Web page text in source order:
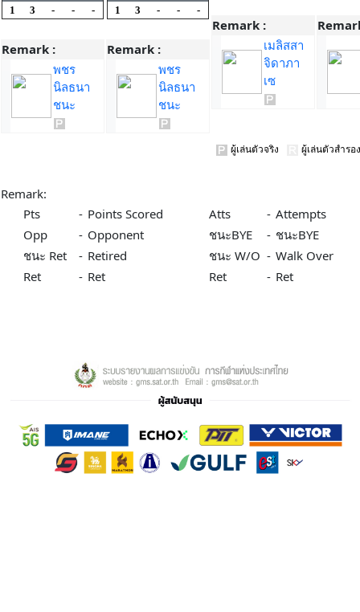
1
3 - - -
Remark :
พชร
นิลธนา
ชนะ
1
3 - - -
Remark :
พชร
นิลธนา
ชนะ
Remark :
เมลิสสา
จิดาภา
เซ
ผู้เล่นตัวจริง ผู้เล่นตัวสำร
Remark:
Pts
- Points Scored Atts - Attempts
Opp
- Opponent ชนะBYE - ชนะBYE
ชนะ Ret
- Retired ชนะ W/O - Walk Over
Ret
- Ret Ret - Ret